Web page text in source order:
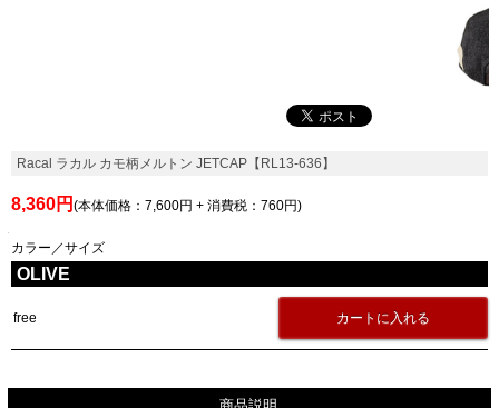
Racal ラカル カモ柄メルトン JETCAP【RL13-636】
8,360円 (本体価格：7,600円 + 消費税：760円)
カラー／サイズ
OLIVE
free